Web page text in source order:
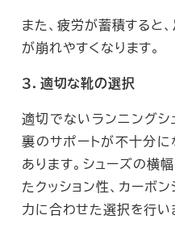
また、疲労が蓄積すると
が崩れやすくなります。
３．適切な靴の選択
適切でないランニングシ
裏のサポートが不十分に
あります。シューズの横
たクッション性、カーボ
力に合わせた選択を行い